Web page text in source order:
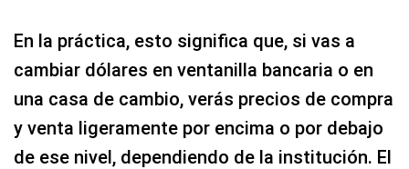
En la práctica, esto significa que, si vas a
cambiar dólares en ventanilla bancaria o en
una casa de cambio, verás precios de compra
y venta ligeramente por encima o por debajo
de ese nivel, dependiendo de la institución. El